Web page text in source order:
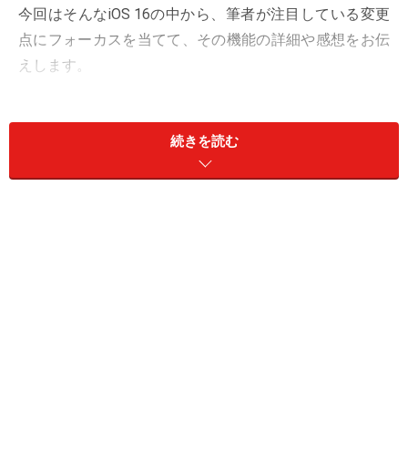
今回はそんなiOS 16の中から、筆者が注目している変更
点にフォーカスを当てて、その機能の詳細や感想をお伝
えします。
1. ロック画面がカスタマイズ可能に
続きを読む